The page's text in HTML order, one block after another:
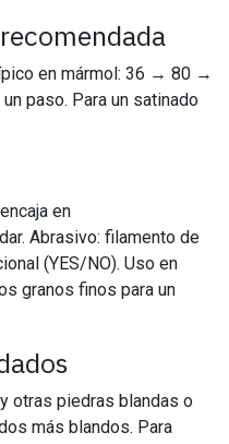
en mármol: 36 → 80 →
paso. Para un satinado
en
Abrasivo: filamento de
(YES/NO). Uso en
granos finos para un
otras piedras blandas o
más blandos. Para